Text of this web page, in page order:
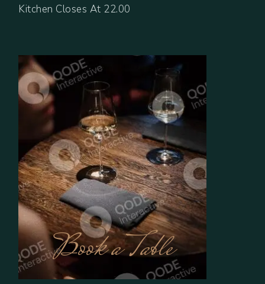
Kitchen Closes At 22.00
Book a Table